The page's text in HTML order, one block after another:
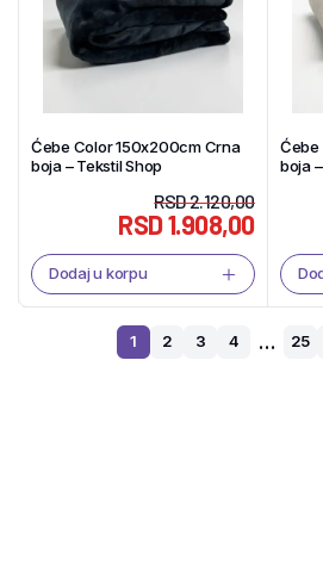
Ćebe Color 150x200cm Crna
boja – Tekstil Shop
RSD2.120,00
RSD1.908,00
Dodaj u korpu
Ćebe
boja
1 2 3 4 … 25